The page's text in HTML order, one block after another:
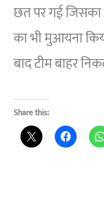
छत पर गई जिसका
का भी मुआयना
बाद टीम बाहर
Share this: